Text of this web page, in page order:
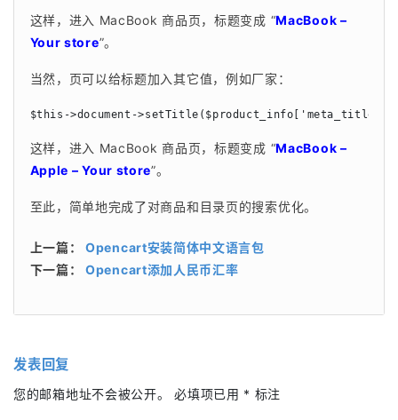
这样，进入 MacBook 商品页，标题变成 “MacBook –
Your store”。
当然，页可以给标题加入其它值，例如厂家：
$this->document-
这样，进入 MacBook 商品页，标题变成 “MacBook –
Apple – Your store”。
至此，简单地完成了对商品和目录页的搜索优化。
上一篇： Opencart安装简体中文语言包
下一篇： Opencart添加人民币汇率
发表回复
您的邮箱地址不会被公开。 必填项已用 * 标注